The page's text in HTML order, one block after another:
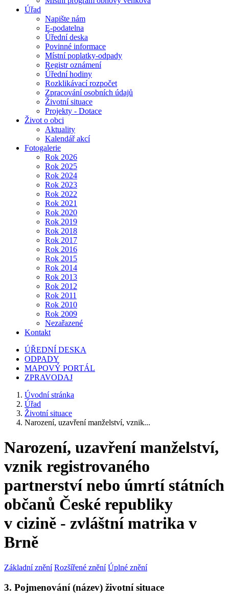
Úřad
Napište nám
E-podatelna
Úřední deska
Povinné informace
Místní poplatky-odpady
Registr oznámení
Úřední hodiny
Rozklikávací rozpočet
Zpracování osobních údajů
Životní situace
Projekty - Dotace
Život o obci
Aktuality
Kalendář akcí
Fotogalerie
Rok 2026
Rok 2025
Rok 2024
Rok 2023
Rok 2022
Rok 2021
Rok 2020
Rok 2019
Rok 2018
Rok 2017
Rok 2016
Rok 2015
Rok 2014
Rok 2013
Rok 2012
Rok 2011
Rok 2010
Rok 2009
Nezařazené
Kontakt
ÚŘEDNÍ DESKA
ODPADY
MAPOVÝ PORTÁL
ZPRAVODAJ
Úvodní stránka
Úřad
Životní situace
Narození, uzavření manželství, vznik...
Narození, uzavření manželství,
vznik registrovaného
partnerství nebo úmrtí státních
občanů České republiky
v cizině - zvláštní matrika v
Brně
Základní znění Rozšířené znění Úplné znění
3. Pojmenování (název) životní situace